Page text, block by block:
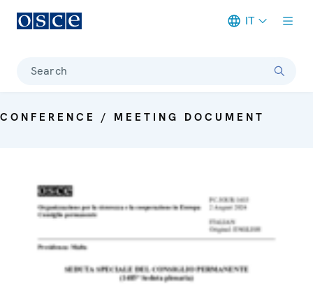
IT
Search
CONFERENCE / MEETING DOCUMENT